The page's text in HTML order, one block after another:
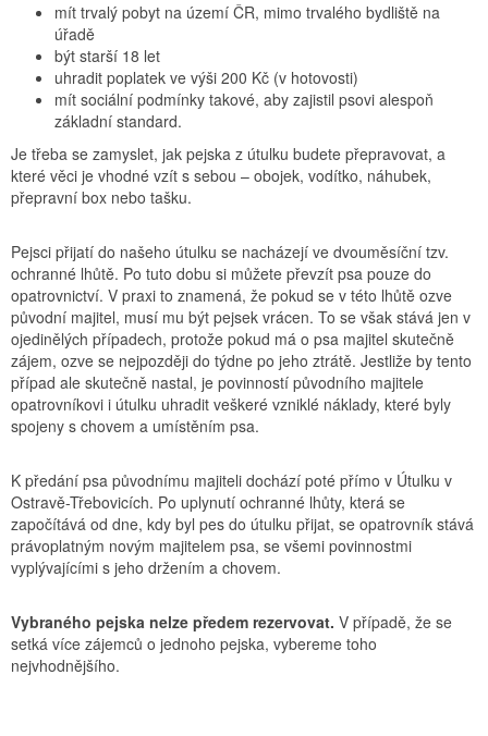
mít trvalý pobyt na území ČR, mimo trvalého bydliště na
úřadě
být starší 18 let
uhradit poplatek ve výši 200 Kč (v hotovosti)
mít sociální podmínky takové, aby zajistil psovi alespoň
základní standard.
Je třeba se zamyslet, jak pejska z útulku budete přepravovat, a
které věci je vhodné vzít s sebou – obojek, vodítko, náhubek,
přepravní box nebo tašku.
Pejsci přijatí do našeho útulku se nacházejí ve dvouměsíční tzv.
ochranné lhůtě. Po tuto dobu si můžete převzít psa pouze do
opatrovnictví. V praxi to znamená, že pokud se v této lhůtě ozve
původní majitel, musí mu být pejsek vrácen. To se však stává jen v
ojedinělých případech, protože pokud má o psa majitel skutečně
zájem, ozve se nejpozději do týdne po jeho ztrátě. Jestliže by tento
případ ale skutečně nastal, je povinností původního majitele
opatrovníkovi i útulku uhradit veškeré vzniklé náklady, které byly
spojeny s chovem a umístěním psa.
K předání psa původnímu majiteli dochází poté přímo v Útulku v
Ostravě-Třebovicích. Po uplynutí ochranné lhůty, která se
započítává od dne, kdy byl pes do útulku přijat, se opatrovník stává
právoplatným novým majitelem psa, se všemi povinnostmi
vyplývajícími s jeho držením a chovem.
Vybraného pejska nelze předem rezervovat. V případě, že se
setká více zájemců o jednoho pejska, vybereme toho
nejvhodnějšího.